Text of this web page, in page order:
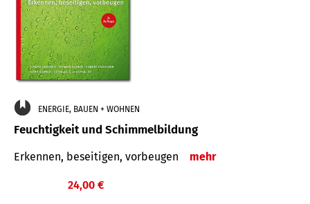
ENERGIE, BAUEN + WOHNEN
Feuchtigkeit und Schimmelbildung
Erkennen, beseitigen, vorbeugen mehr
24,00 €